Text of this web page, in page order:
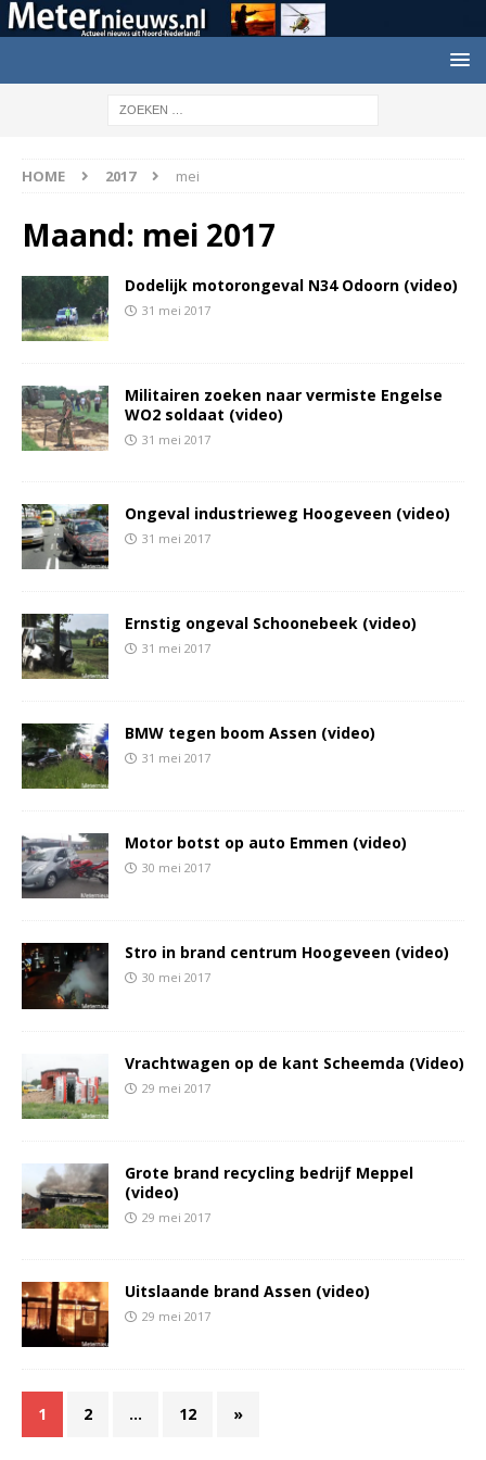
HOME 2017 mei
Maand: mei 2017
Dodelijk motorongeval N34 Odoorn (video)
31 mei 2017
Militairen zoeken naar vermiste Engelse
WO2 soldaat (video)
31 mei 2017
Ongeval industrieweg Hoogeveen (video)
31 mei 2017
Ernstig ongeval Schoonebeek (video)
31 mei 2017
BMW tegen boom Assen (video)
31 mei 2017
Motor botst op auto Emmen (video)
30 mei 2017
Stro in brand centrum Hoogeveen (video)
30 mei 2017
Vrachtwagen op de kant Scheemda (Video)
29 mei 2017
Grote brand recycling bedrijf Meppel
(video)
29 mei 2017
Uitslaande brand Assen (video)
29 mei 2017
1 2 … 12 »